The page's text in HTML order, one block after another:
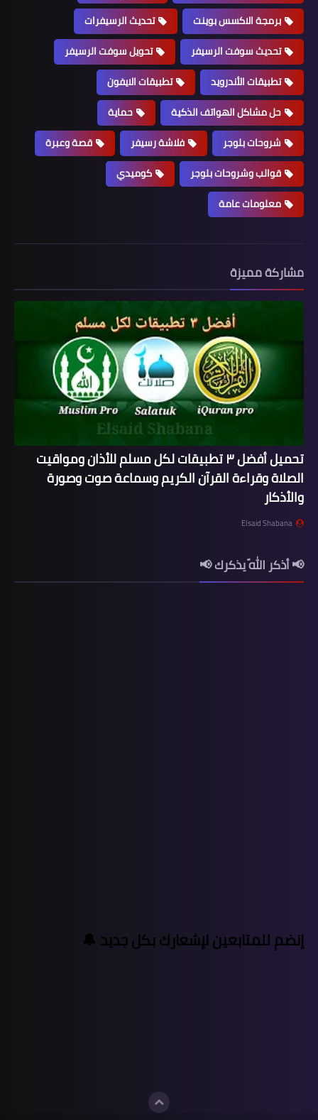
برمجة الاكسس بوينت
تحديث الرسيفرات
تحديث سوفت الرسيفر
تحويل سوفت الرسيفر
تطبيقات الأندرويد
تطبيقات الايفون
حل مشاكل الهواتف الذكية
حماية
شروحات بلوجر
فلاشة رسيفر
قصة وعبرة
قوالب وشروحات بلوجر
كوميدي
معلومات عامة
مشاركة مميزة
تحميل أفضل ٣ تطبيقات لكل مسلم للأذان ومواقيت
الصلاة وقراءة القرآن الكريم وسماعة صوت وصورة
والأذكار
Elsaid Shabana
📢 أذكر اللّه يذكرك 📢
إنضم للمتابعين لإشعارك بكل جديد 🔔